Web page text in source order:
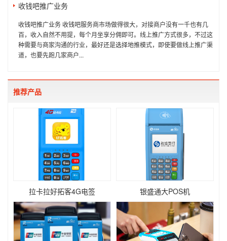
收钱吧推广业务
收钱吧推广业务 收钱吧服务商市场做得很大，对接商户没有一千也有几
百，收入自然不用提，每个月坐享分佣即可。线上推广方式很多，不过这
种需要与商家沟通的行业，最好还是选择地推模式，即使要做线上推广渠
道，也要先跑几家商户...
推荐产品
拉卡拉好拓客4G电签 银盛通大POS机